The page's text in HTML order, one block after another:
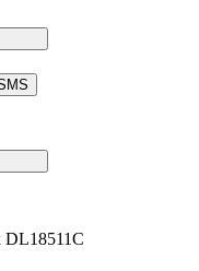
DL18511C